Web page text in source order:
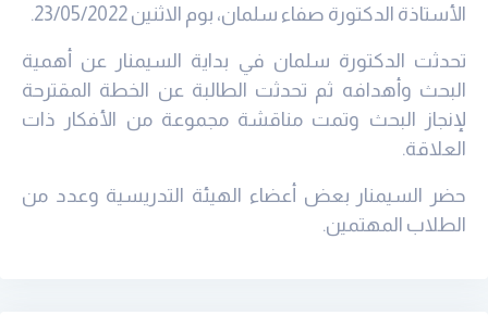
الأستاذة الدكتورة صفاء سلمان، بوم الاثنين 23/05/2022.
تحدثت الدكتورة سلمان في بداية السيمنار عن أهمية
البحث وأهدافه ثم تحدثت الطالبة عن الخطة المقترحة
لإنجاز البحث وتمت مناقشة مجموعة من الأفكار ذات
العلاقة.
حضر السيمنار بعض أعضاء الهيئة التدريسية وعدد من
الطلاب المهتمين.